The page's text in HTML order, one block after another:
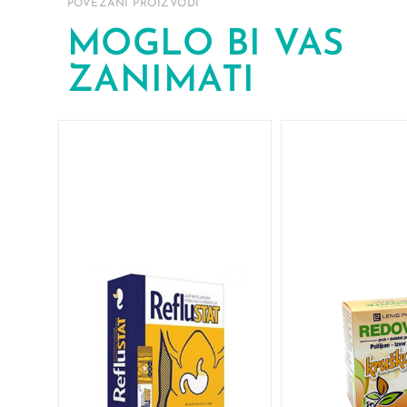
POVEZANI PROIZVODI
MOGLO BI VAS
ZANIMATI